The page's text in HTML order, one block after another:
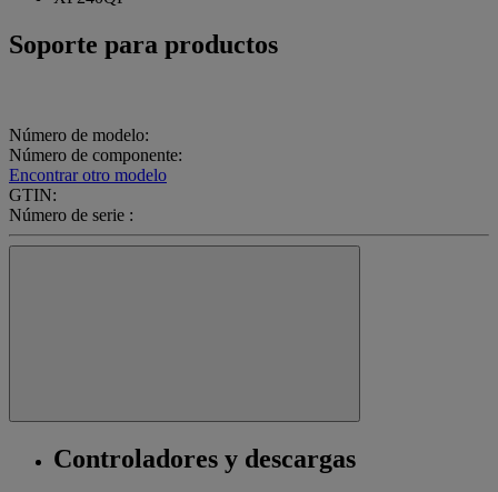
Soporte para productos
Número de modelo:
Número de componente:
Encontrar otro modelo
GTIN:
Número de serie :
Controladores y descargas